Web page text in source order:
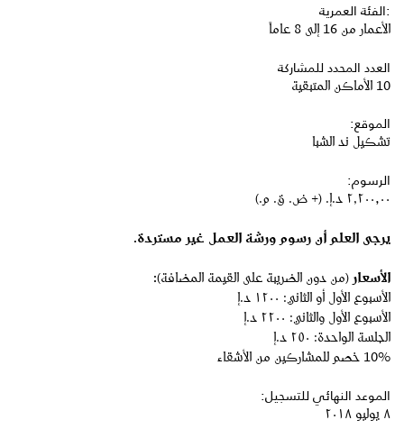
:الفئة العمرية
الأعمار من 16 إلى 8 عاماً
العدد المحدد للمشاركة
10 الأماكن المتبقية
الموقع:
تشكيل ند الشبا
الرسوم:
٢٬٢٠٠٫٠٠ د.إ.‏ (+ ض. ق. م.)
يرجى العلم أن رسوم ورشةالعمل غير مستردة.
الأسعار (من دون الضريبة على القيمة المضافة):
الأسبوع الأول أو الثاني: ١٢٠٠ د.إ
الأسبوع الأول والثاني: ٢٢٠٠ د.إ
الجلسة الواحدة: ٢٥٠ د.إ
10% خصم للمشاركين من الأشقاء
الموعد النهائي للتسجيل:
٨ يوليو ٢٠١٨